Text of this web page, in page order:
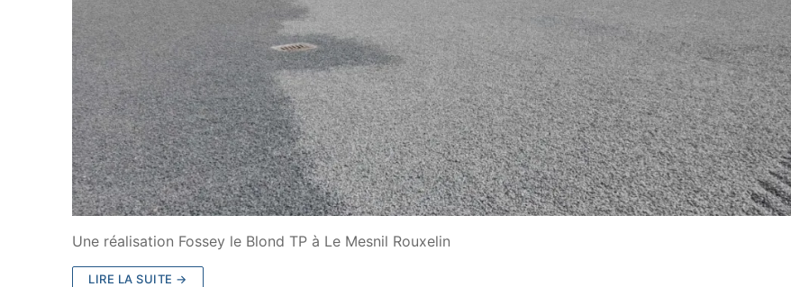
Une réalisation Fossey le Blond TP à Le Mesnil Rouxelin
LIRE LA SUITE →